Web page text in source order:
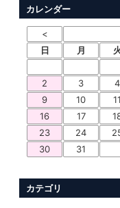
カレンダー
<
日
月
2
3 4
9
10 11
16
17
23
24
30
31
カテゴリ